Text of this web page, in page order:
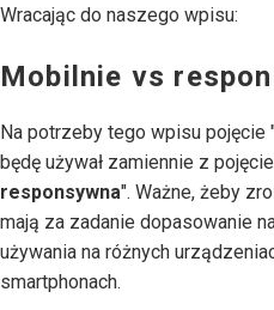
Wracając do naszego wpisu:
Mobilnie vs
Na potrzeby tego wpisu pojęcie
będę używał zamiennie z
responsywna". Ważne, żeby
mają za zadanie dopasowanie
używania na różnych
smartphonach.